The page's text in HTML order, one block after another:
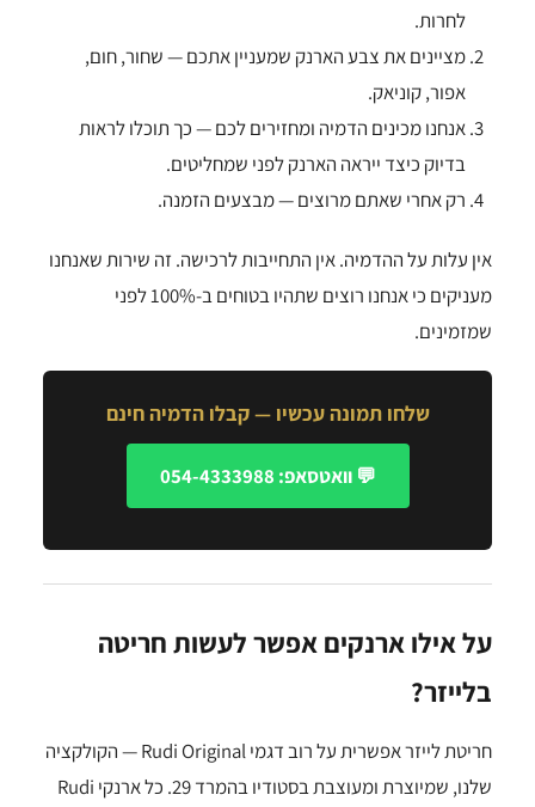
לחרות.
מציינים את צבע הארנק שמעניין אתכם — שחור, חום,
אפור, קוניאק.
אנחנו מכינים הדמיה ומחזירים לכם — כך תוכלו לראות
בדיוק כיצד ייראה הארנק לפני שמחליטים.
רק אחרי שאתם מרוצים — מבצעים הזמנה.
אין עלות על ההדמיה. אין התחייבות לרכישה. זה שירות שאנחנו
מעניקים כי אנחנו רוצים שתהיו בטוחים ב-100% לפני
שמזמינים.
שלחו תמונה עכשיו — קבלו הדמיה חינם
💬 וואטסאפ: 054-4333988
על אילו ארנקים אפשר לעשות חריטה
בלייזר?
חריטת לייזר אפשרית על רוב דגמי Rudi Original — הקולקציה
שלנו, שמיוצרת ומעוצבת בסטודיו בהמרד 29. כל ארנקי Rudi